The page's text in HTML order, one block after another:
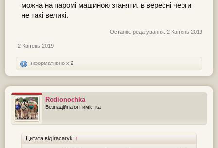
можна на паромі машиною зганяти. в вересні черги
не такі великі.
Останнє редагування: 2 Квітень 2019
2 Квітень 2019
Інформативно x 2
Rodionochka
Безнадійна оптимістка
Цитата від iracaryk: ↑